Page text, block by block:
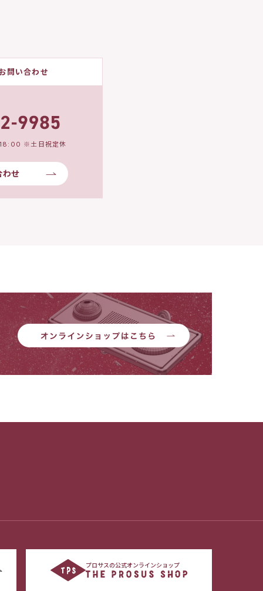
問い合わせ
※土日祝定休
わせ
プロサスの公式オンラインショップ